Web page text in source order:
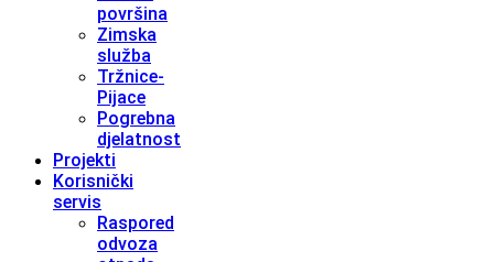
površina
Zimska
služba
Tržnice-
Pijace
Pogrebna
djelatnost
Projekti
Korisnički
servis
Raspored
odvoza